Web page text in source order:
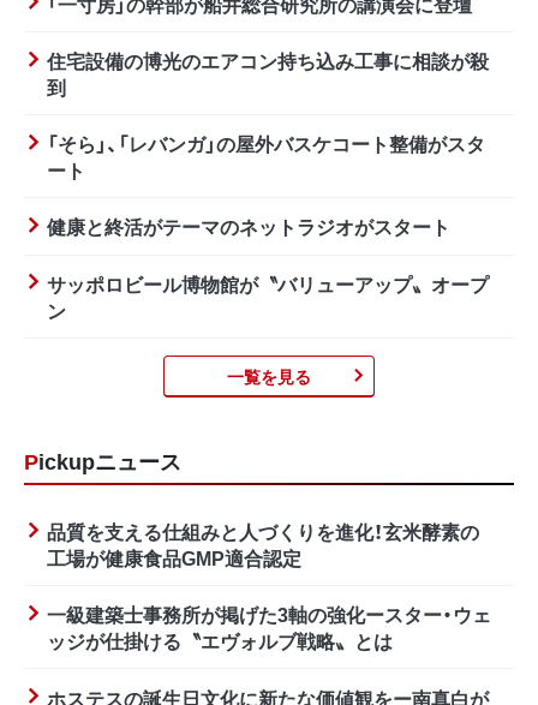
住宅設備の博光のエアコン持ち込み工事に相談が殺
到
「そら」、「レバンガ」の屋外バスケコート整備がスタ
ート
健康と終活がテーマのネットラジオがスタート
サッポロビール博物館が〝バリューアップ〟オープ
ン
一覧を見る
Pickupニュース
品質を支える仕組みと人づくりを進化！玄米酵素の
工場が健康食品GMP適合認定
一級建築士事務所が掲げた3軸の強化ースター・ウェ
ッジが仕掛ける〝エヴォルブ戦略〟とは
ホステスの誕生日文化に新たな価値観をー南真白が